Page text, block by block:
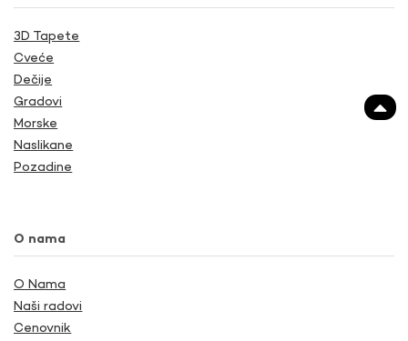
3D Tapete
Cveće
Dečije
Gradovi
Morske
Naslikane
Pozadine
O nama
O Nama
Naši radovi
Cenovnik